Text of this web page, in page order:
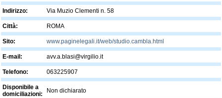
Indirizzo: Via Muzio Clementi n. 58
Città: ROMA
Sito: www.paginelegali.it/web/studio.cambla.html
E-mail: avv.a.blasi@virgilio.it
Telefono: 063225907
Disponibile a
domiciliazioni:
Non dichiarato